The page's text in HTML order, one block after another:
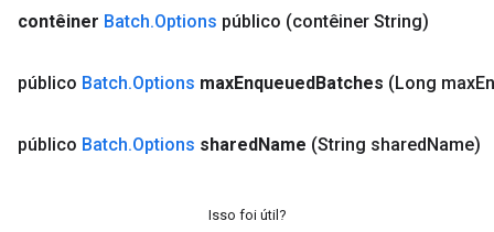
contêiner Batch.Options público (contêiner String)
público Batch.Options maxEnqueuedBatches (Long max
público Batch.Options sharedName (String sharedName)
Isso foi útil?